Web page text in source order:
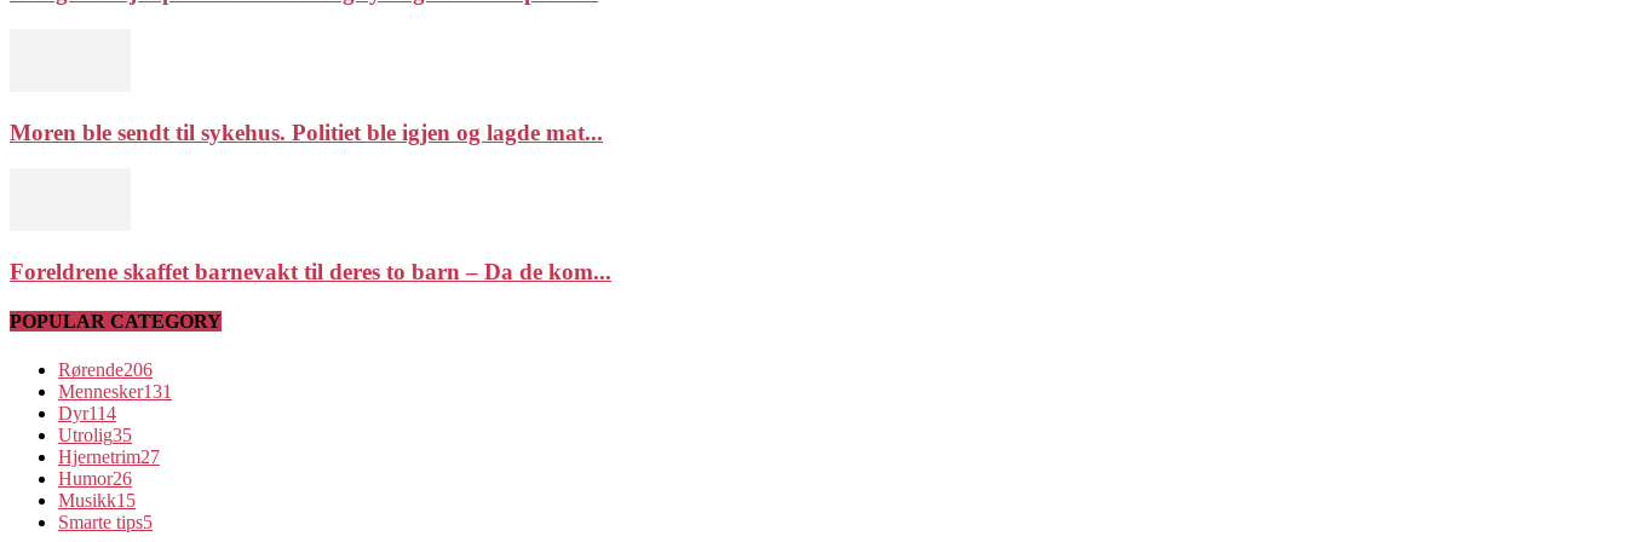
Moren ble sendt til sykehus. Politiet ble igjen og lagde mat...
Foreldrene skaffet barnevakt til deres to barn – Da de kom...
POPULAR CATEGORY
Rørende206
Mennesker131
Dyr114
Utrolig35
Hjernetrim27
Humor26
Musikk15
Smarte tips5